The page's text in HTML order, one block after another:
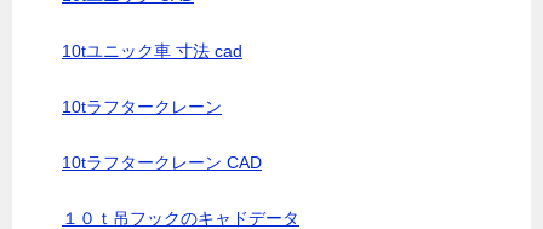
10tユニック車 寸法 cad
10tラフタークレーン
10tラフタークレーン CAD
１０ｔ吊フックのキャドデータ